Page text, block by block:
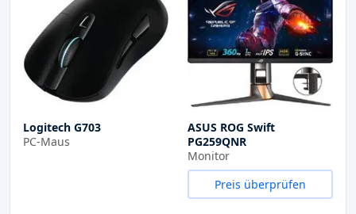
Logitech G703
PC-Maus
ASUS ROG Swift
PG259QNR
Monitor
Preis überprüfen